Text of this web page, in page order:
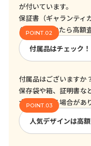
が付いています。
保証書（ギャランティ
らも残っていたら高額
付属品はチェック！
付属品はございますか
保存袋や箱、証明書な
大きく変わる場合があ
人気デザインは高